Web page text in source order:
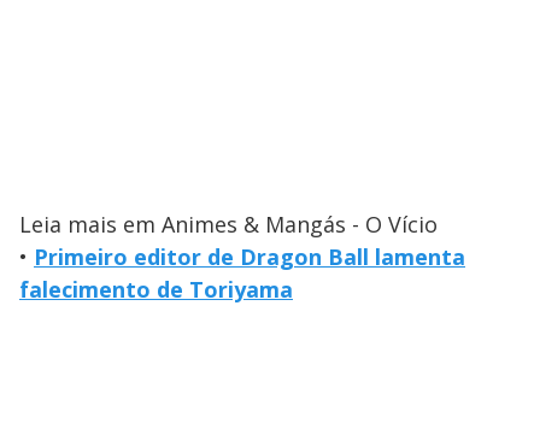
Leia mais em Animes & Mangás - O Vício
• Primeiro editor de Dragon Ball lamenta
falecimento de Toriyama